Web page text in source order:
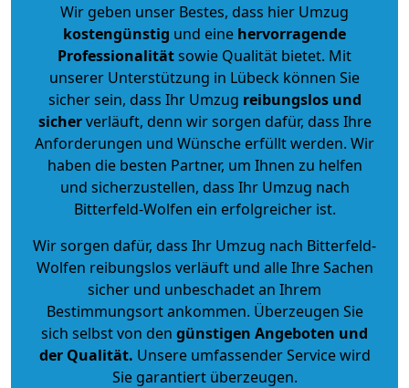
Wir geben unser Bestes, dass hier Umzug
kostengünstig und eine hervorragende
Professionalitätsowie Qualität bietet. Mit
unserer Unterstützung in Lübeck können Sie
sicher sein, dass Ihr Umzug reibungslos und
sicherverläuft, denn wir sorgen dafür, dass Ihre
Anforderungen und Wünsche erfüllt werden. Wir
haben die besten Partner, um Ihnen zu helfen
und sicherzustellen, dass Ihr Umzug nach
Bitterfeld-Wolfen ein erfolgreicher ist.
Wir sorgen dafür, dass Ihr Umzug nach Bitterfeld-
Wolfen reibungslos verläuft und alle Ihre Sachen
sicher und unbeschadet an Ihrem
Bestimmungsort ankommen. Überzeugen Sie
sich selbst von den günstigen Angeboten und
der Qualität. Unsere umfassender Service wird
Sie garantiert überzeugen.